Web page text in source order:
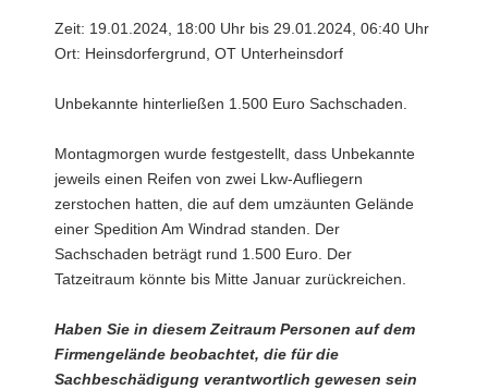
Zeit: 19.01.2024, 18:00 Uhr bis 29.01.2024, 06:40 Uhr
Ort: Heinsdorfergrund, OT Unterheinsdorf
Unbekannte hinterließen 1.500 Euro Sachschaden.
Montagmorgen wurde festgestellt, dass Unbekannte
jeweils einen Reifen von zwei Lkw-Aufliegern
zerstochen hatten, die auf dem umzäunten Gelände
einer Spedition Am Windrad standen. Der
Sachschaden beträgt rund 1.500 Euro. Der
Tatzeitraum könnte bis Mitte Januar zurückreichen.
Haben Sie in diesem Zeitraum Personen auf dem
Firmengelände beobachtet, die für die
Sachbeschädigung verantwortlich gewesen sein